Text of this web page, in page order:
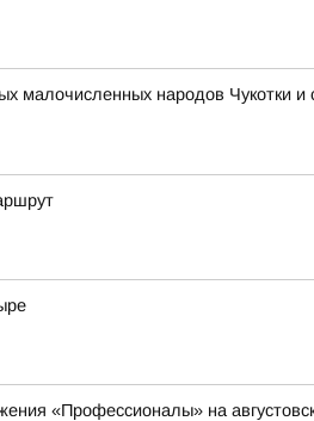
малочисленных народов Чукотки
«Профессионалы» на